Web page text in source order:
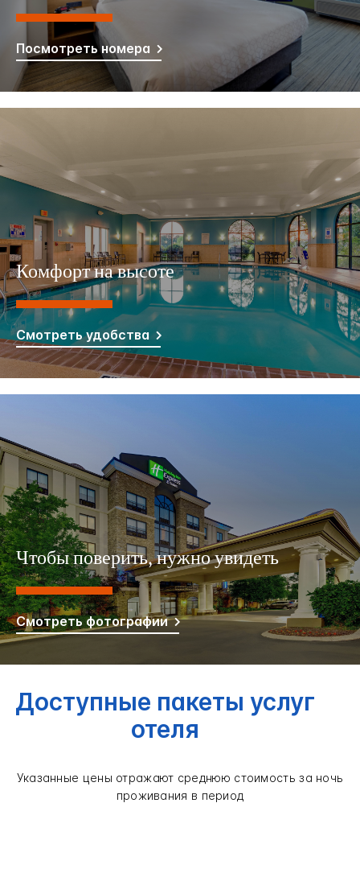
Посмотреть номера
Комфорт на высоте
Смотреть удобства
Чтобы поверить, нужно увидеть
Смотреть фотографии
Доступные пакеты услуг
отеля
Указанные цены отражают среднюю стоимость за ночь
проживания в период